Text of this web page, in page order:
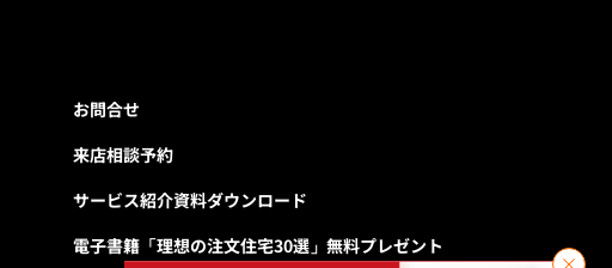
お問合せ
来店相談予約
サービス紹介資料ダウンロード
電子書籍「理想の注文住宅30選」無料プレゼント